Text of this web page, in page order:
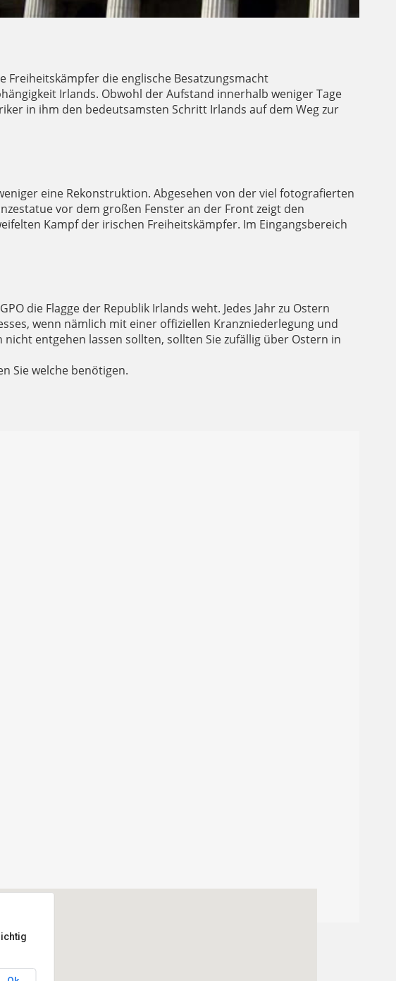
Freiheitskämpfer die englische Besatzungsmacht
Irlands. Obwohl der Aufstand innerhalb weniger Tage
in ihm den bedeutsamsten Schritt Irlands auf dem Weg zur
eine Rekonstruktion. Abgesehen von der viel fotografierten
vor dem großen Fenster an der Front zeigt den
Kampf der irischen Freiheitskämpfer. Im Eingangsbereich
die Flagge der Republik Irlands weht. Jedes Jahr zu Ostern
wenn nämlich mit einer offiziellen Kranzniederlegung und
entgehen lassen sollten, sollten Sie zufällig über Ostern in
Sie welche benötigen.